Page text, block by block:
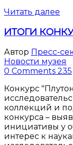
Читать далее
ИТОГИ
Автор Пресс-
Новости музея
0 Comments 235
Конкурс
коллекций и
конкурса –
инициативы у
интерес к